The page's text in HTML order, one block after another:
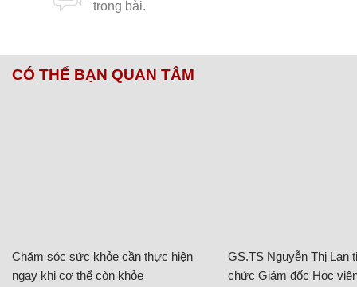
CÓ THỂ BẠN QUAN TÂM
Chăm sóc sức khỏe cần thực hiện
ngay khi cơ thể còn khỏe
GS.TS Nguyễn Thị Lan
chức Giám đốc Học